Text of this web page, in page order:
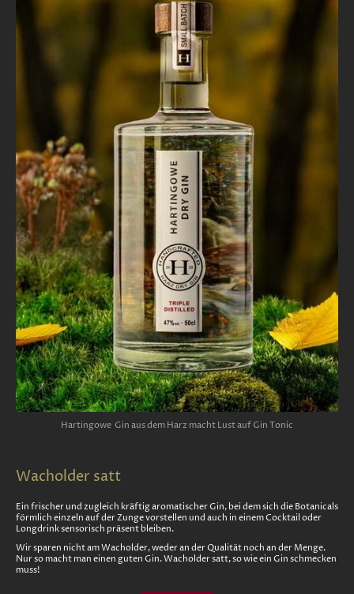
Hartingowe Gin aus dem Harz macht Lust auf Gin Tonic
Wacholder satt
Ein frischer und zugleich kräftig aromatischer Gin, bei dem sich die Botanicals
förmlich einzeln auf der Zunge vorstellen und auch in einem Cocktail oder
Longdrink sensorisch präsent bleiben.
Wir sparen nicht am Wacholder, weder an der Qualität noch an der Menge.
Nur so macht man einen guten Gin. Wacholder satt, so wie ein Gin schmecken
muss!